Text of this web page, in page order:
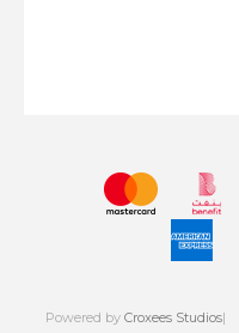
Powered by Croxees Studios